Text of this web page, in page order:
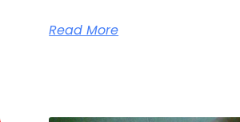
Read More